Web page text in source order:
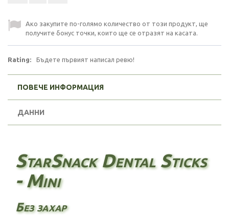
Ако закупите по-голямо количество от този продукт, ще
получите бонус точки, които ще се отразят на касата.
Rating: Бъдете първият написал ревю!
ПОВЕЧЕ ИНФОРМАЦИЯ
ДАННИ
StarSnack Dental Sticks
- Mini
Без захар